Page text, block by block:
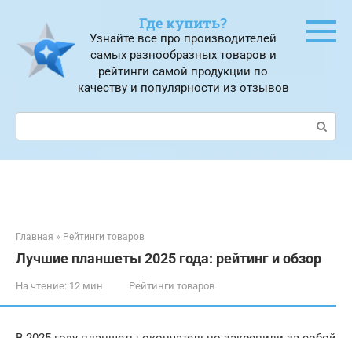
контенту
Где купить?
Узнайте все про производителей
самых разнообразных товаров и
рейтинги самой продукции по
качеству и популярности из отзывов
Поиск:
Главная » Рейтинги товаров
Лучшие планшеты 2025 года: рейтинг и обзор
На чтение: 12 мин Рейтинги товаров